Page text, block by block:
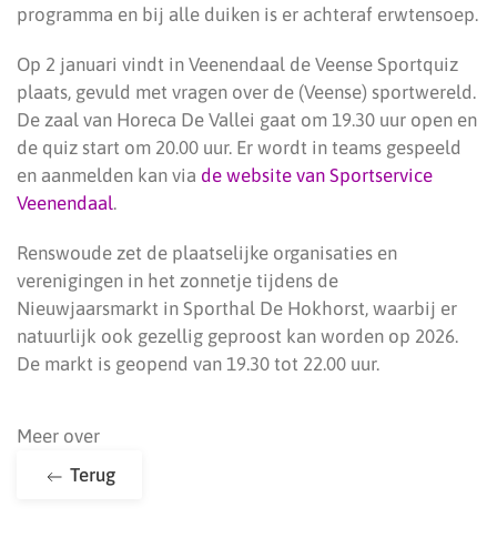
programma en bij alle duiken is er achteraf erwtensoep.
Op 2 januari vindt in Veenendaal de Veense Sportquiz
plaats, gevuld met vragen over de (Veense) sportwereld.
De zaal van Horeca De Vallei gaat om 19.30 uur open en
de quiz start om 20.00 uur. Er wordt in teams gespeeld
en aanmelden kan via de website van Sportservice
Veenendaal.
Renswoude zet de plaatselijke organisaties en
verenigingen in het zonnetje tijdens de
Nieuwjaarsmarkt in Sporthal De Hokhorst, waarbij er
natuurlijk ook gezellig geproost kan worden op 2026.
De markt is geopend van 19.30 tot 22.00 uur.
Meer over
Terug